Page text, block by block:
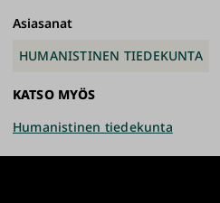
Asiasanat
HUMANISTINEN TIEDEKUNTA
KATSO MYÖS
Humanistinen tiedekunta